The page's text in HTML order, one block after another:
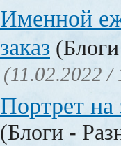
Именной
заказ
(11.02.2022 /
Портрет на
(Блоги -